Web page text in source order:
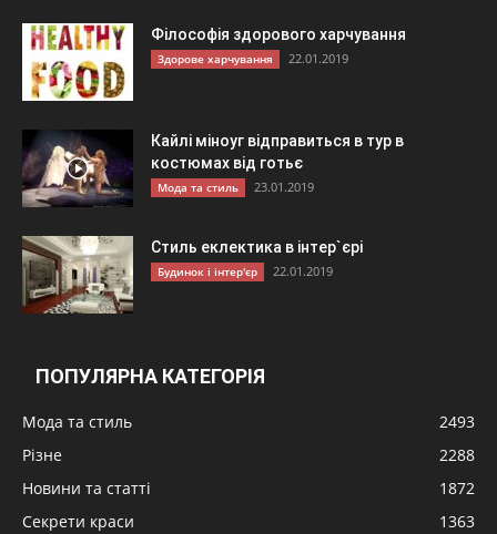
Філософія здорового харчування
Здорове харчування 22.01.2019
Кайлі міноуг відправиться в тур в
костюмах від готьє
Мода та стиль 23.01.2019
Стиль еклектика в інтер`єрі
Будинок і інтер'єр 22.01.2019
ПОПУЛЯРНА КАТЕГОРІЯ
Мода та стиль
2493
Різне
2288
Новини та статті
1872
Секрети краси
1363